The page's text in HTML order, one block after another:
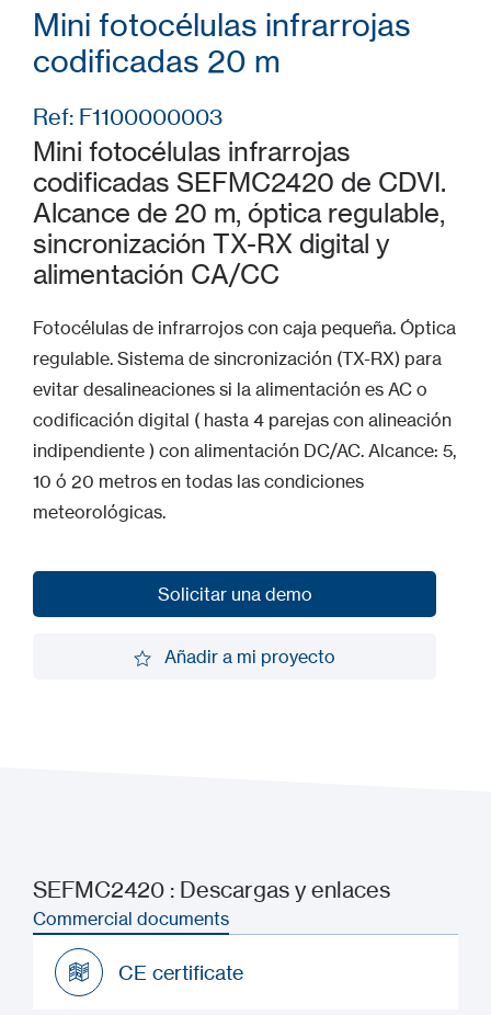
Mini fotocélulas infrarrojas
codificadas 20 m
Ref: F1100000003
Mini fotocélulas infrarrojas
codificadas SEFMC2420 de CDVI.
Alcance de 20 m, óptica regulable,
sincronización TX-RX digital y
alimentación CA/CC
Fotocélulas de infrarrojos con caja pequeña. Óptica
regulable. Sistema de sincronización (TX-RX) para
evitar desalineaciones si la alimentación es AC o
codificación digital ( hasta 4 parejas con alineación
indipendiente ) con alimentación DC/AC. Alcance: 5,
10 ó 20 metros en todas las condiciones
meteorológicas.
Solicitar una demo
Añadir a mi proyecto
SEFMC2420 : Descargas y enlaces
Commercial documents
CE certificate